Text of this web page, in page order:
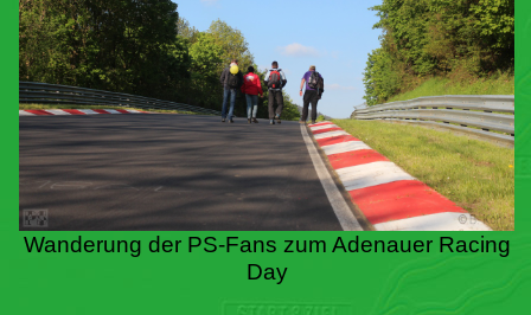
Wanderung der PS-Fans zum Adenauer Racing
Day